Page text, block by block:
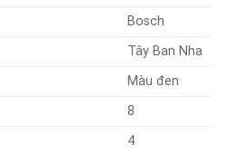
Bosch
Tây Ban Nha
Màu đen
8
4